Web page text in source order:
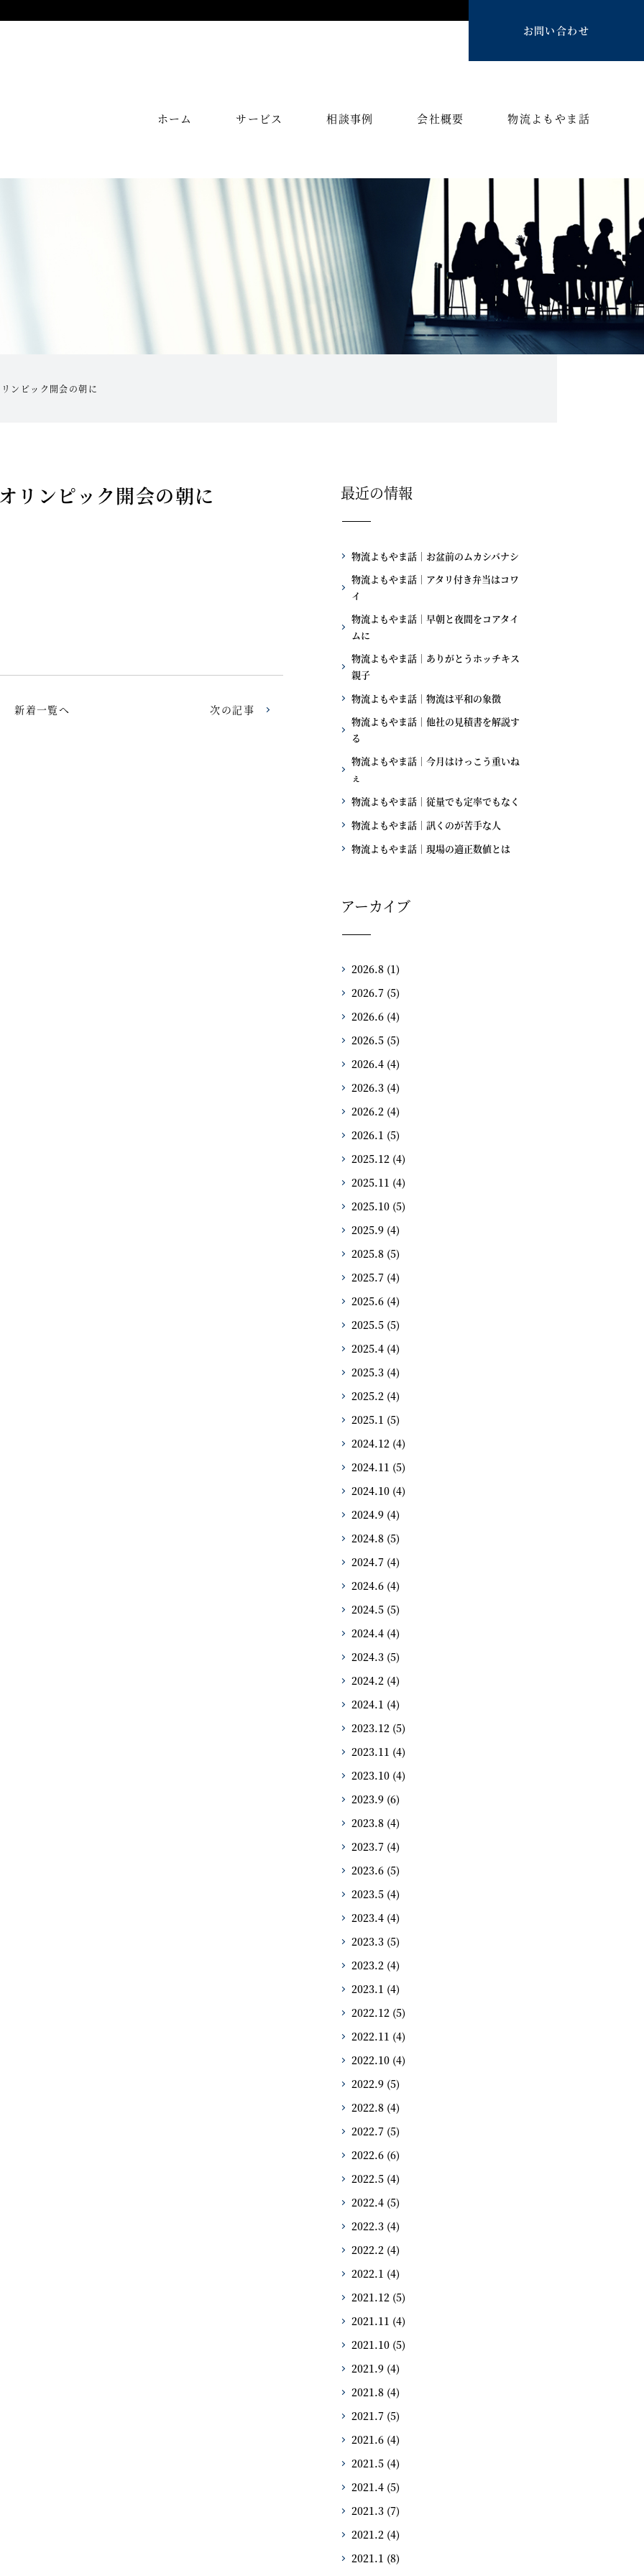
お問い合わせ
ホーム サービス 相談事例 会社概要 物流よもやま話
ンピック開会の朝に
リンピック開会の朝に
新着一覧へ 次の記事
最近の情報
物流よもやま話｜お盆前のムカシバナシ
物流よもやま話｜アタリ付き弁当はコワ
イ
物流よもやま話｜早朝と夜間をコアタイ
ムに
物流よもやま話｜ありがとうホッチキス
親子
物流よもやま話｜物流は平和の象徴
物流よもやま話｜他社の見積書を解説す
る
物流よもやま話｜今月はけっこう重いね
ぇ
物流よもやま話｜従量でも定率でもなく
物流よもやま話｜訊くのが苦手な人
物流よもやま話｜現場の適正数値とは
アーカイブ
2026.8 (1)
2026.7 (5)
2026.6 (4)
2026.5 (5)
2026.4 (4)
2026.3 (4)
2026.2 (4)
2026.1 (5)
2025.12 (4)
2025.11 (4)
2025.10 (5)
2025.9 (4)
2025.8 (5)
2025.7 (4)
2025.6 (4)
2025.5 (5)
2025.4 (4)
2025.3 (4)
2025.2 (4)
2025.1 (5)
2024.12 (4)
2024.11 (5)
2024.10 (4)
2024.9 (4)
2024.8 (5)
2024.7 (4)
2024.6 (4)
2024.5 (5)
2024.4 (4)
2024.3 (5)
2024.2 (4)
2024.1 (4)
2023.12 (5)
2023.11 (4)
2023.10 (4)
2023.9 (6)
2023.8 (4)
2023.7 (4)
2023.6 (5)
2023.5 (4)
2023.4 (4)
2023.3 (5)
2023.2 (4)
2023.1 (4)
2022.12 (5)
2022.11 (4)
2022.10 (4)
2022.9 (5)
2022.8 (4)
2022.7 (5)
2022.6 (6)
2022.5 (4)
2022.4 (5)
2022.3 (4)
2022.2 (4)
2022.1 (4)
2021.12 (5)
2021.11 (4)
2021.10 (5)
2021.9 (4)
2021.8 (4)
2021.7 (5)
2021.6 (4)
2021.5 (4)
2021.4 (5)
2021.3 (7)
2021.2 (4)
2021.1 (8)